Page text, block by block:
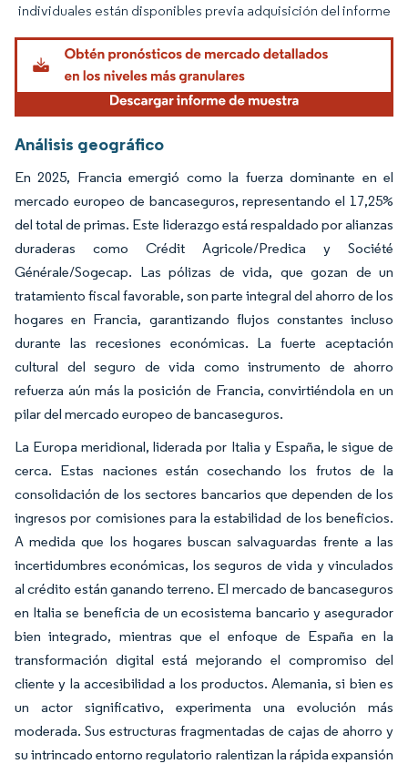
individuales están disponibles previa adquisición del informe
Análisis geográfico
En 2025, Francia emergió como la fuerza dominante en el
mercado europeo de bancaseguros, representando el 17,25%
del total de primas. Este liderazgo está respaldado por alianzas
duraderas como Crédit Agricole/Predica y Société
Générale/Sogecap. Las pólizas de vida, que gozan de un
tratamiento fiscal favorable, son parte integral del ahorro de los
hogares en Francia, garantizando flujos constantes incluso
durante las recesiones económicas. La fuerte aceptación
cultural del seguro de vida como instrumento de ahorro
refuerza aún más la posición de Francia, convirtiéndola en un
pilar del mercado europeo de bancaseguros.
La Europa meridional, liderada por Italia y España, le sigue de
cerca. Estas naciones están cosechando los frutos de la
consolidación de los sectores bancarios que dependen de los
ingresos por comisiones para la estabilidad de los beneficios.
A medida que los hogares buscan salvaguardas frente a las
incertidumbres económicas, los seguros de vida y vinculados
al crédito están ganando terreno. El mercado de bancaseguros
en Italia se beneficia de un ecosistema bancario y asegurador
bien integrado, mientras que el enfoque de España en la
transformación digital está mejorando el compromiso del
cliente y la accesibilidad a los productos. Alemania, si bien es
un actor significativo, experimenta una evolución más
moderada. Sus estructuras fragmentadas de cajas de ahorro y
su intrincado entorno regulatorio ralentizan la rápida expansión